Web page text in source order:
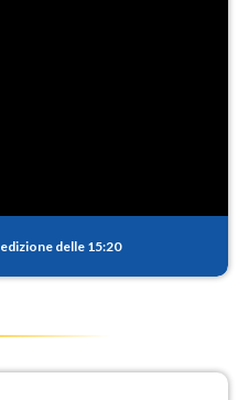
edizione delle 15:20